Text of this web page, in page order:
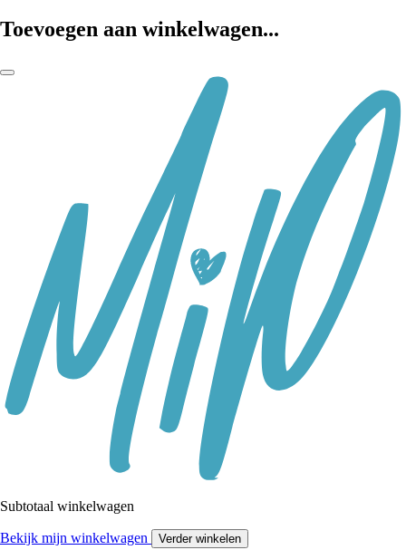
Toevoegen aan winkelwagen...
Subtotaal winkelwagen
Bekijk mijn winkelwagen Verder winkelen